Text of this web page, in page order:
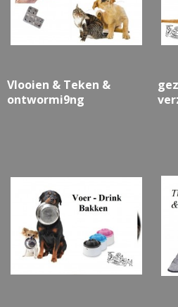
Vlooien & Teken &
ontwormi9ng